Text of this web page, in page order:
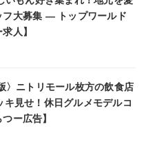
フ大募集 ― トップワールド
人】
〉ニトリモール枚方の飲食店
キ見せ！休日グルメモデルコ
ー広告】